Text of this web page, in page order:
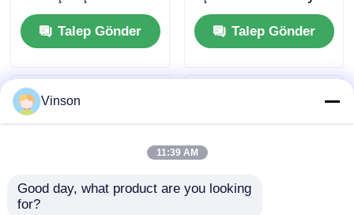
C ile
Talep Gönder
Mavi Su Filtre Evi
Talep Gönder
Vinson
11:39 AM
Good day, what product are you looking
for?